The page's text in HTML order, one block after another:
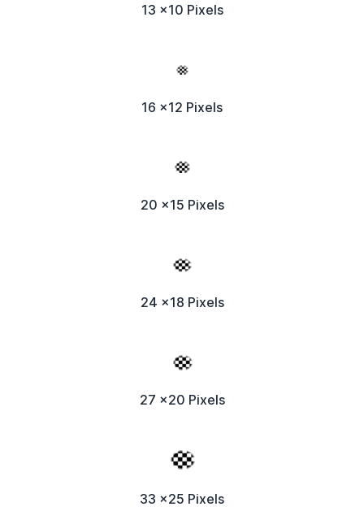
13 x10 Pixels
16 x12 Pixels
20 x15 Pixels
24 x18 Pixels
27 x20 Pixels
33 x25 Pixels